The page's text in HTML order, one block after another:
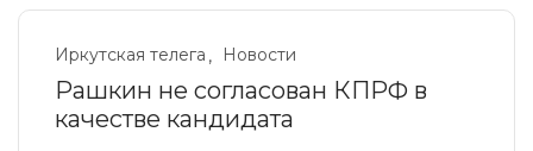
Иркутская телега Новости
Рашкин не согласован КПРФ в
качестве кандидата